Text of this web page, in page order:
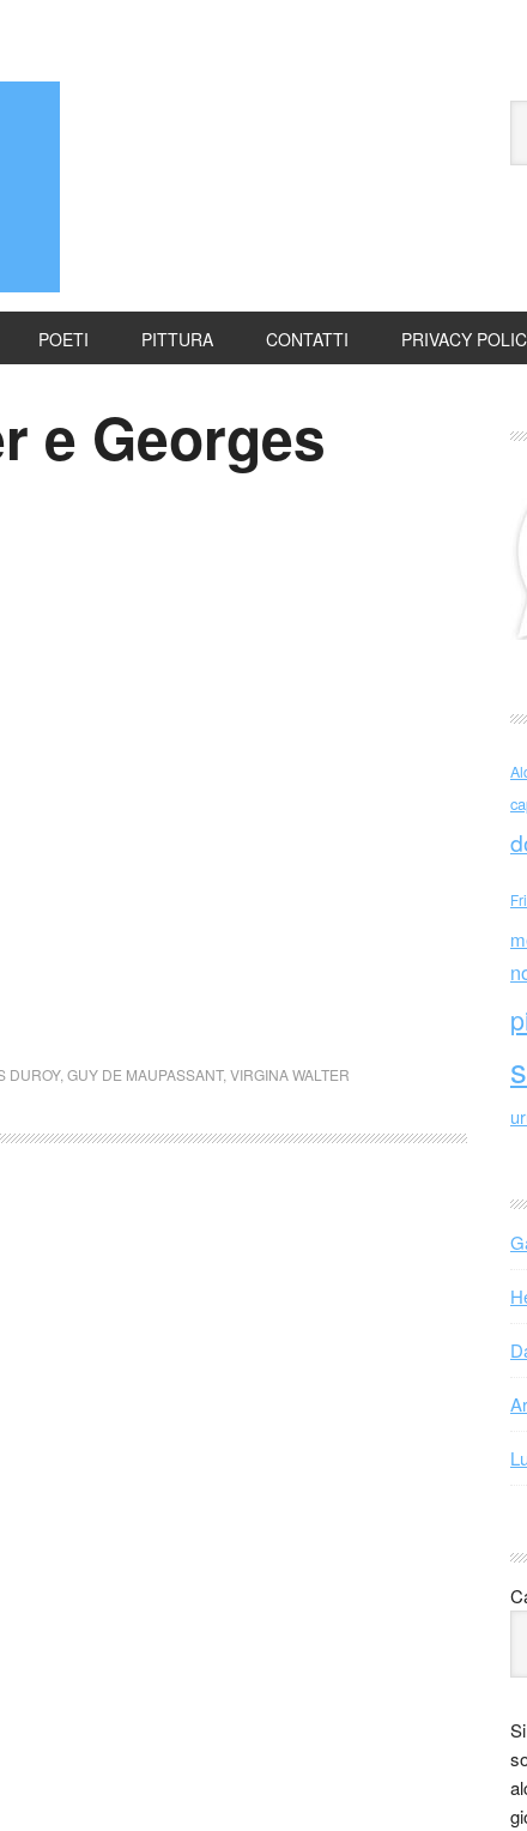
POETI PITTURA CONTATTI PRIVACY
e Georges
DUROY, GUY DE MAUPASSANT, VIRGINA WALTER